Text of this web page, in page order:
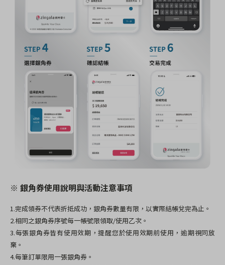
※ 銀角券使用說明與活動注意事項
1.完成領券不代表折抵成功，銀角券數量有限，以實際結帳兌完為止。
2.相同之銀角券序號每一帳號限領取/使用乙次。
3.每張銀角券皆有使用效期，提醒您於使用效期前使用，逾期視同放
棄。
4.每筆訂單限用一張銀角券。